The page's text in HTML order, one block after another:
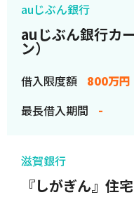
auじぶん銀行
auじぶん銀行カ
ン）
借入限度額
800万円
最長借入期間
-
滋賀銀行
『しがぎん』住